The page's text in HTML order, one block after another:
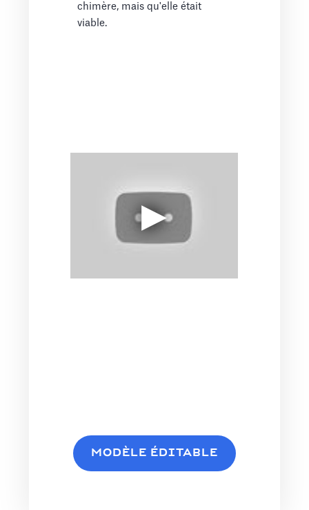
chimère, mais qu'elle était
viable.
MODÈLE ÉDITABLE